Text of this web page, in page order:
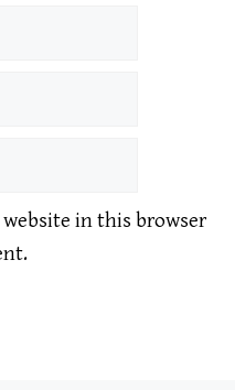
website in this browser